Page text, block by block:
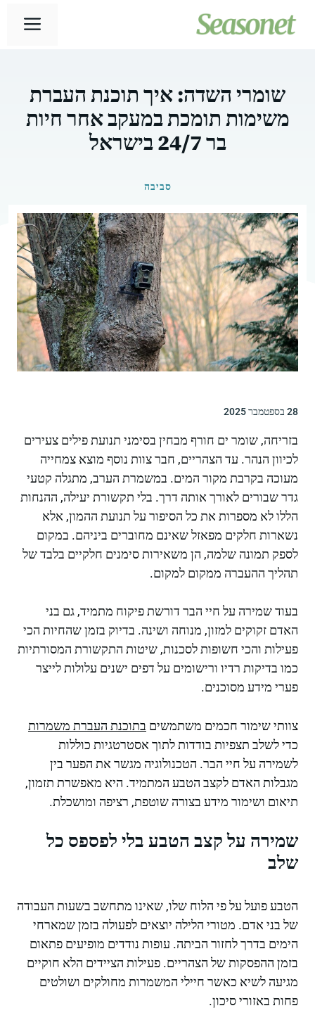
לתוכן
שומרי השדה: איך תוכנת העברת
משימות תומכת במעקב אחר חיות
בר 24/7 בישראל
סביבה
28 בספטמבר 2025
בזריחה, שומר ים חורף מבחין בסימני תנועת פילים צעירים
לכיוון הנהר. עד הצהריים, חבר צוות נוסף מוצא צמחייה
מעוכה בקרבת מקור המים. במשמרת הערב, מתגלה קטעי
גדר שבורים לאורך אותה דרך. בלי תקשורת יעילה, ההנחות
הללו לא מספרות את כל הסיפור על תנועת ההמון, אלא
נשארות חלקים מפאזל שאינם מחוברים ביניהם. במקום
לספק תמונה שלמה, הן משאירות סימנים חלקיים בלבד של
תהליך ההעברה ממקום למקום.
בעוד שמירה על חיי הבר דורשת פיקוח מתמיד, גם בני
האדם זקוקים למזון, מנוחה ושינה. בדיוק בזמן שהחיות הכי
פעילות והכי חשופות לסכנות, שיטות התקשורת המסורתיות
כמו בדיקות רדיו ורישומים על דפים ישנים עלולות לייצר
פערי מידע מסוכנים.
צוותי שימור חכמים משתמשים בתוכנת העברת משמרות
כדי לשלב תצפיות בודדות לתוך אסטרטגיות כוללות
לשמירה על חיי הבר. הטכנולוגיה מגשר את הפער בין
מגבלות האדם לקצב הטבע המתמיד. היא מאפשרת תזמון,
תיאום ושימור מידע בצורה שוטפת, רציפה ומושכלת.
שמירה על קצב הטבע בלי לפספס כל
שלב
הטבע פועל על פי הלוח שלו, שאינו מתחשב בשעות העבודה
של בני אדם. מטורי הלילה יוצאים לפעולה בזמן שמארחי
הימים בדרך לחזור הביתה. עופות נודדים מופיעים פתאום
בזמן ההפסקות של הצהריים. פעילות הציידים הלא חוקיים
מגיעה לשיא כאשר חיילי המשמרות מחולקים ושולטים
פחות באזורי סיכון.